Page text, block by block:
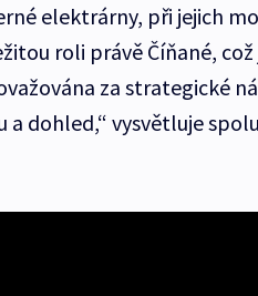
elektrárny, při jejich
roli právě Číňané,
za strategické
dohled,“ vysvětluje